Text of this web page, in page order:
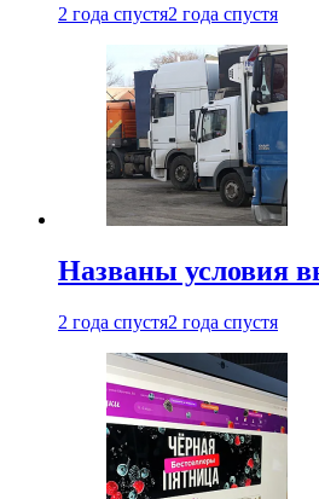
2 года спустя2 года спустя
Названы условия
2 года спустя2 года спустя